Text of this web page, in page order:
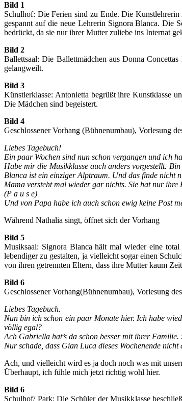
Bild 1
Schulhof: Die Ferien sind zu Ende. Die
gespannt auf die neue Lehrerin Signora Blanca. Die
bedrückt, da sie nur ihrer Mutter zuliebe ins Internat
Bild 2
Ballettsaal: Die Ballettmädchen aus Donna
gelangweilt.
Bild 3
Künstlerklasse: Antonietta begrüßt ihre Kunstklasse
Die Mädchen sind begeistert.
Bild 4
Geschlossener Vorhang (Bühnenumbau), Vorlesung
Liebes Tagebuch!
Ein paar Wochen sind nun schon vergangen und ich
Habe mir die Musikklasse auch anders vorgestellt.
Blanca ist ein einziger Alptraum. Und das finde nicht
Mama versteht mal wieder gar nichts. Sie hat nur
(P a u s e)
Und von Papa habe ich auch schon ewig keine Post
Während Nathalia singt, öffnet sich der Vorhang
Bild 5
Musiksaal: Signora Blanca hält mal wieder eine
lebendiger zu gestalten, ja vielleicht sogar einen
von ihren getrennten Eltern, dass ihre Mutter kaum
Bild 6
Geschlossener Vorhang(Bühnenumbau), Vorlesung
Liebes Tagebuch.
Nun bin ich schon ein paar Monate hier. Ich habe
völlig egal?
Ach Gabriella hat’s da schon besser mit ihrer
Nur schade, dass Gian Luca dieses Wochenende
Ach, und vielleicht wird es ja doch noch was mit
Überhaupt, ich fühle mich jetzt richtig wohl hier.
Bild 6
Schulhof/ Park: Die Schüler der Musikklasse